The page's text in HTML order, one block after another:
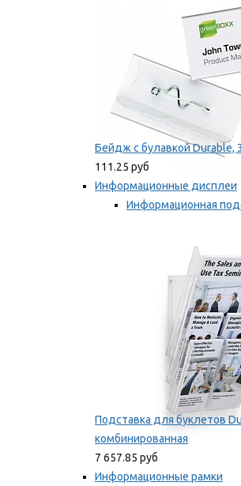
Бейдж с булавкой Durable,
111.25 руб
Информационные дисплеи
Информационная
Подставка для буклетов
комбинированная
7 657.85 руб
Информационные рамки